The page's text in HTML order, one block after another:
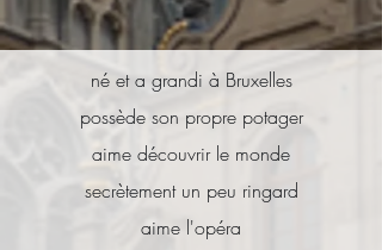
né et a grandi à Bruxelles
possède son propre potager
aime découvrir le monde
secrètement un peu ringard
aime l'opéra